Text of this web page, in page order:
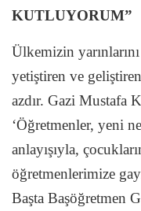
KUTLUYORUM”
Ülkemizin
yetiştiren ve
azdır. Gazi Mustafa
‘Öğretmenler, yeni
anlayışıyla,
öğretmenlerimize
Başta Başöğretmen